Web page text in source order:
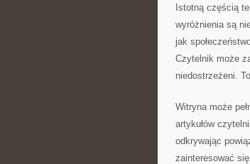
Istotną częścią
wyróżnienia są
jak
Czytelnik może
niedostrzeżeni.
Witryna może
artykułów
odkrywając
zainteresować